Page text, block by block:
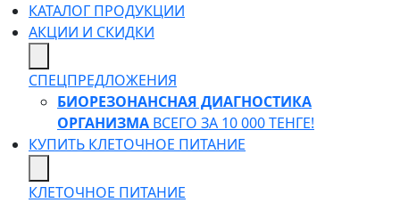
КАТАЛОГ ПРОДУКЦИИ
АКЦИИ И СКИДКИ
СПЕЦПРЕДЛОЖЕНИЯ
БИОРЕЗОНАНСНАЯ ДИАГНОСТИКА
ОРГАНИЗМА ВСЕГО ЗА 10 000 ТЕНГЕ!
КУПИТЬ КЛЕТОЧНОЕ ПИТАНИЕ
КЛЕТОЧНОЕ ПИТАНИЕ